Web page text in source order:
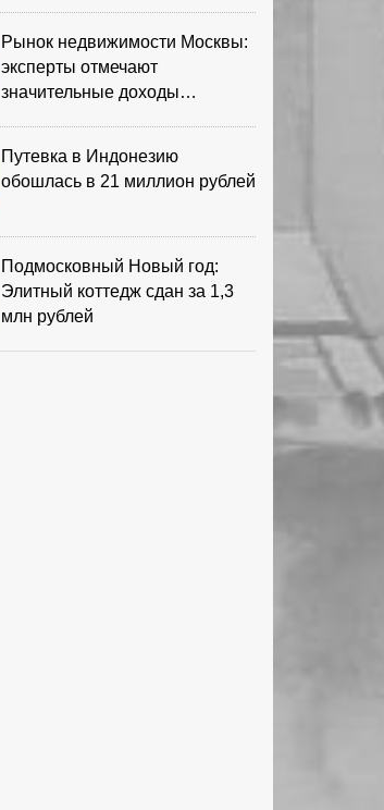
Рынок недвижимости Москвы:
эксперты отмечают
значительные доходы
Путевка в Индонезию
обошлась в 21 миллион рублей
Подмосковный Новый год:
Элитный коттедж сдан за 1,3
млн рублей